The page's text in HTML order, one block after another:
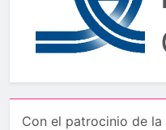
Con el patrocinio de la